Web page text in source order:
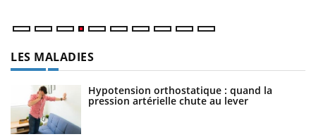
LES MALADIES
Hypotension orthostatique : quand la
pression artérielle chute au lever